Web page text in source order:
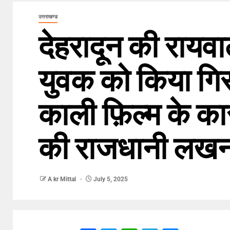
उत्तराखण्ड
देहरादून की
युवक को किया
काली फ़िल्म के
की राजधानी
A kr Mittal July 5, 2025